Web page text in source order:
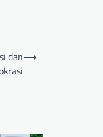
dan⟶